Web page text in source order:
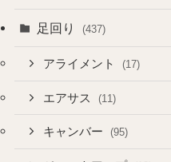
足回り (437)
アライメント (17)
エアサス (11)
キャンバー (95)